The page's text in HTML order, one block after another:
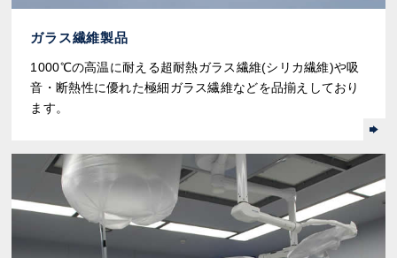
ガラス繊維製品
1000℃の高温に耐える超耐熱ガラス繊維(シリカ繊維)や吸
音・断熱性に優れた極細ガラス繊維などを品揃えしており
ます。